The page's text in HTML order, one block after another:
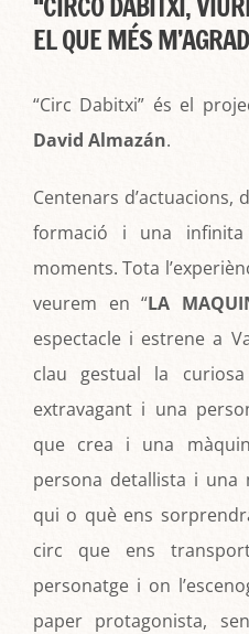
EL QUE MÉS
“Circ Dabitxi” és el
David Almazán.
Centenars d’actuacions,
formació i una
moments. Tota
veurem en “LA
espectacle i estrene a
clau gestual la
extravagant i una
que crea i una
persona detallista i una
qui o què ens
circ que ens
personatge i on
paper protagonista,